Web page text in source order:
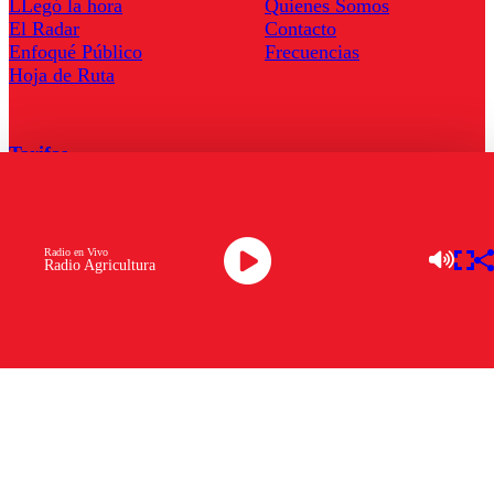
Radio Agricultura
Radio en Vivo
LLegó la hora
El Radar
Enfoqué Público
Hoja de Ruta
Quienes Somos
Contacto
Frecuencias
Tarifas
Descarga la APP